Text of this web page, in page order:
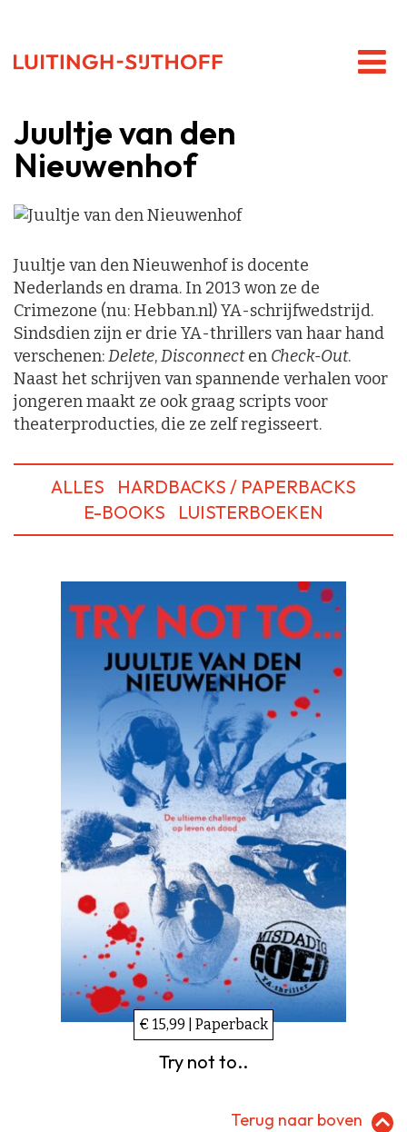
Juultje van den
Nieuwenhof
Juultje van den Nieuwenhof is docente
Nederlands en drama. In 2013 won ze de
Crimezone (nu: Hebban.nl) YA-schrijfwedstrijd.
Sindsdien zijn er drie YA-thrillers van haar hand
verschenen:Delete,Disconnecten Check-Out.
Naast het schrijven van spannende verhalen voor
jongeren maakt ze ook graag scripts voor
theaterproducties, die ze zelf regisseert.
ALLES
HARDBACKS / PAPERBACKS
E-BOOKS
LUISTERBOEKEN
€ 15,99 | Paperback
Try not to..
Terug naar boven